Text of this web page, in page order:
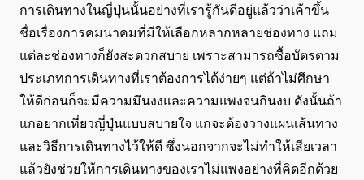
การเดินทางในญี่ปุ่นนั้นอย่างที่เรารู้กันดีอยู่แล้วว่าเค้าขึ้น
ชื่อเรื่องการคมนาคมที่มีให้เลือกหลากหลายช่องทาง แถม
แต่ละช่องทางก็ยังสะดวกสบาย เพราะสามารถซื้อบัตรตาม
ประเภทการเดินทางที่เราต้องการได้ง่ายๆ แต่ถ้าไม่ศึกษา
ให้ดีก่อนก็จะมีความมึนงงและความแพงจนกินงบ ดังนั้นถ้า
แกอยากเที่ยวญี่ปุ่นแบบสบายใจ แกจะต้องวางแผนเส้นทาง
และวิธีการเดินทางไว้ให้ดี ซึ่งนอกจากจะไม่ทำให้เสียเวลา
แล้วยังช่วยให้การเดินทางของเราไม่แพงอย่างที่คิดอีกด้วย